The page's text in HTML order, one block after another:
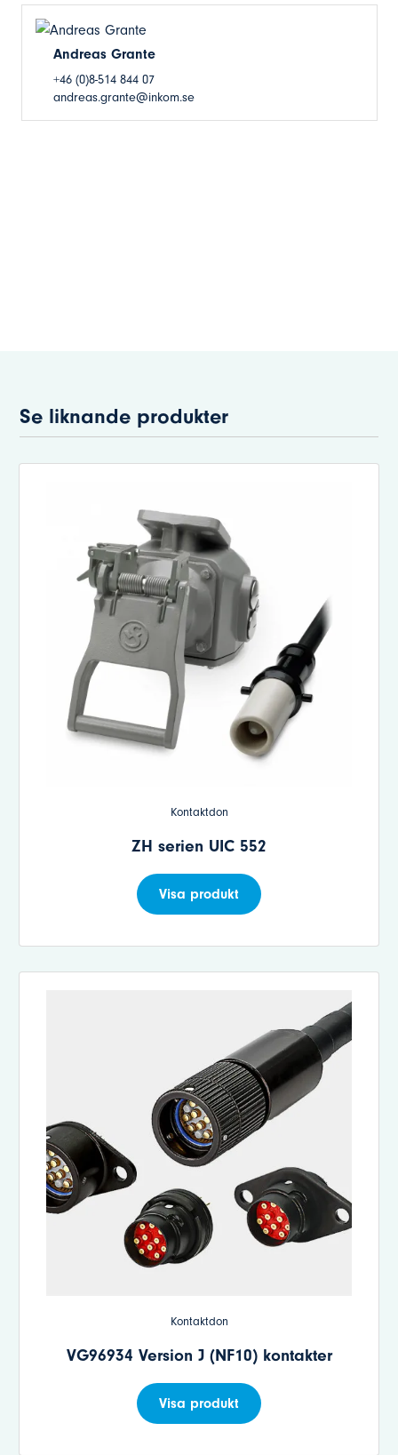
Andreas Grante
+46 (0)8-514 844 07
andreas.grante@inkom.se
Se liknande produkter
Kontaktdon
ZH serien UIC 552
Visa produkt
Kontaktdon
VG96934 Version J (NF10) kontakter
Visa produkt